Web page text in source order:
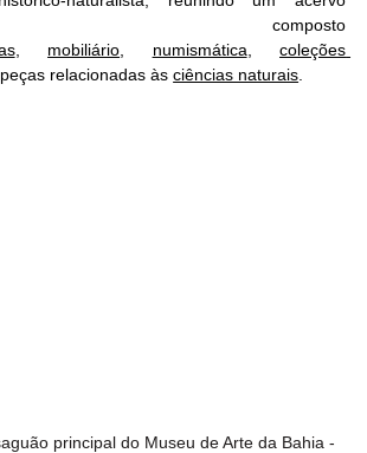
composto
, mobiliário numismática , coleções
relacionadas às ciências naturais
principal do Museu de Arte da Bahia -